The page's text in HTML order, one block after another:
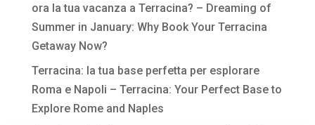
ora la tua vacanza a Terracina? – Dreaming of
Summer in January: Why Book Your Terracina
Getaway Now?
Terracina: la tua base perfetta per esplorare
Roma e Napoli – Terracina: Your Perfect Base to
Explore Rome and Naples